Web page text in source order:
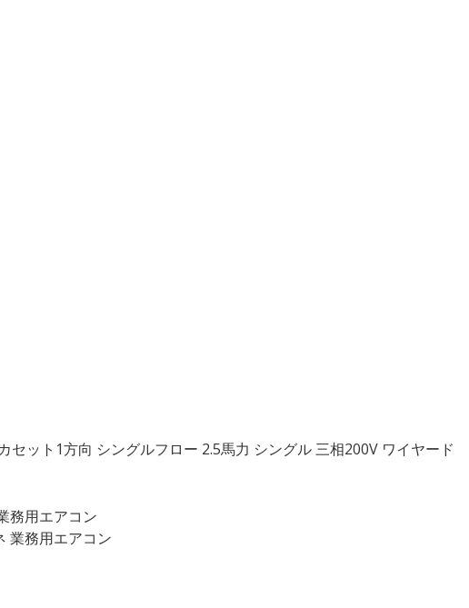
セット1方向 シングルフロー 2.5馬力 シングル 三相200V ワイヤード
務用エアコン